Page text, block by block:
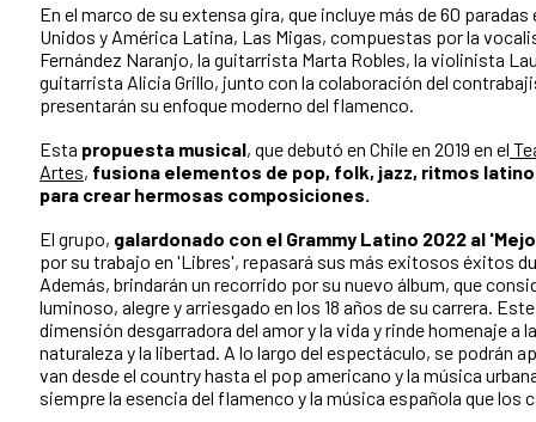
En el marco de su extensa gira, que incluye más de 60
Unidos y América Latina, Las Migas, compuestas por la
Fernández Naranjo, la guitarrista Marta Robles, la violinista
guitarrista Alicia Grillo, junto con la colaboración del
presentarán su enfoque moderno del flamenco.
Esta propuesta musical, que debutó en Chile en 2019 en el
Artes, fusiona elementos de pop, folk, jazz, ritmos
para crear hermosas composiciones.
El grupo, galardonado con el Grammy Latino 2022 al
por su trabajo en 'Libres', repasará sus más exitosos éxitos
Además, brindarán un recorrido por su nuevo álbum, que
luminoso, alegre y arriesgado en los 18 años de su carrera.
dimensión desgarradora del amor y la vida y rinde homenaje a
naturaleza y la libertad. A lo largo del espectáculo, se podrán
van desde el country hasta el pop americano y la música
siempre la esencia del flamenco y la música española que los